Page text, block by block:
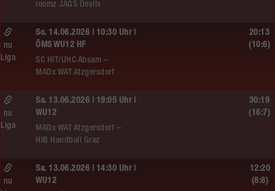
roomz JAGS Devils
So. 14.06.2026 | 10:30 Uhr |
ÖMS WU12 HF
SC HIT/UHC Absam –
MADx WAT Atzgersdorf
nu
Liga
20:13
(10:6)
Sa. 13.06.2026 | 19:05 Uhr |
WU12
MADx WAT Atzgersdorf –
HIB Handball Graz
nu
Liga
30:19
(16:7)
Sa. 13.06.2026 | 14:30 Uhr |
WU12
nu
12:20
(8:8)